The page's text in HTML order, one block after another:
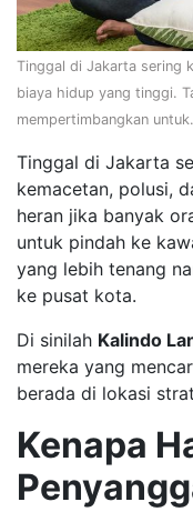
Tinggal di Jakarta sering
biaya hidup yang tinggi.
mempertimbangkan
Tinggal di Jakarta
kemacetan, polusi,
heran jika banyak
untuk pindah ke
yang lebih tenang
ke pusat kota.
Di sinilah Kalindo
mereka yang
berada di lokasi
Kenapa